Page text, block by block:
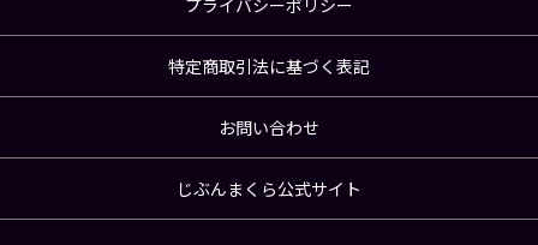
プライバシーポリシー
特定商取引法に基づく表記
お問い合わせ
じぶんまくら公式サイト